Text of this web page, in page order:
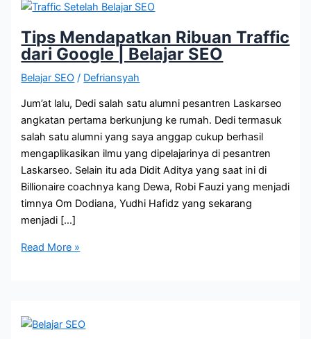
Tips Mendapatkan Ribuan Traffic
dari Google | Belajar SEO
Belajar SEO / Defriansyah
Jum’at lalu, Dedi salah satu alumni pesantren Laskarseo
angkatan pertama berkunjung ke rumah. Dedi termasuk
salah satu alumni yang saya anggap cukup berhasil
mengaplikasikan ilmu yang dipelajarinya di pesantren
Laskarseo. Selain itu ada Didit Aditya yang saat ini di
Billionaire coachnya kang Dewa, Robi Fauzi yang menjadi
timnya Om Dodiana, Yudhi Hafidz yang sekarang
menjadi […]
Tips
dari
Google
Read More »